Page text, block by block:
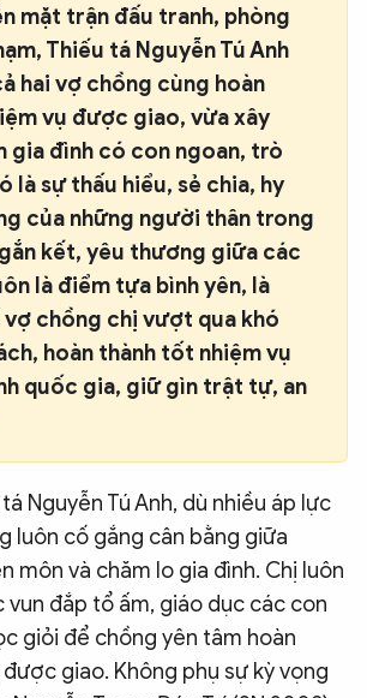
mặt trận đấu tranh, phòng
Thiếu tá Nguyễn Tú Anh
hai vợ chồng cùng hoàn
vụ được giao, vừa xây
gia đình có con ngoan, trò
là sự thấu hiểu, sẻ chia, hy
của những người thân trong
kết, yêu thương giữa các
là điểm tựa bình yên, là
chồng chị vượt qua khó
hoàn thành tốt nhiệm vụ
quốc gia, giữ gìn trật tự, an
Nguyễn Tú Anh, dù nhiều áp lực
luôn cố gắng cân bằng giữa
môn và chăm lo gia đình. Chị luôn
vun đắp tổ ấm, giáo dục các con
giỏi để chồng yên tâm hoàn
giao. Không phụ sự kỳ vọng